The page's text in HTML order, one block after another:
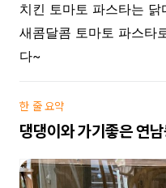
치킨 토마토 파스타는
새콤달콤 토마토 파스타
다~
한 줄 요약
댕댕이와 가기좋은 연